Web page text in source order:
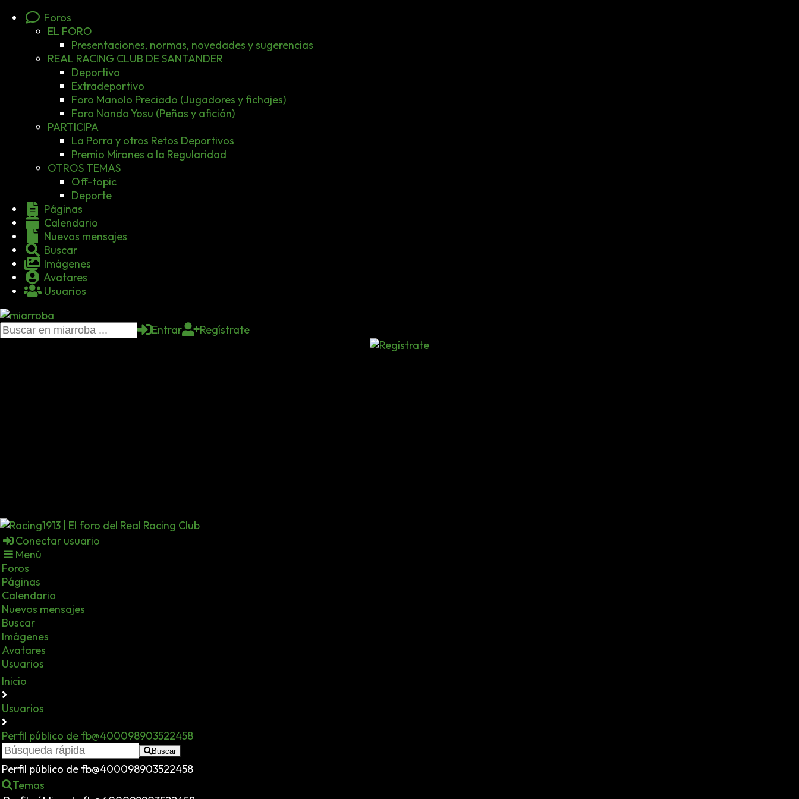
Foros
EL FORO
Presentaciones, normas, novedades y sugerencias
REAL RACING CLUB DE SANTANDER
Deportivo
Extradeportivo
Foro Manolo Preciado (Jugadores y fichajes)
Foro Nando Yosu (Peñas y afición)
PARTICIPA
La Porra y otros Retos Deportivos
Premio Mirones a la Regularidad
OTROS TEMAS
Off-topic
Deporte
Páginas
Calendario
Nuevos mensajes
Buscar
Imágenes
Avatares
Usuarios
Entrar Regístrate
Conectar usuario
Menú
Foros
Páginas
Calendario
Nuevos mensajes
Buscar
Imágenes
Avatares
Usuarios
Inicio
Usuarios
Perfil público de fb@400098903522458
Buscar
Perfil público de fb@400098903522458
Temas